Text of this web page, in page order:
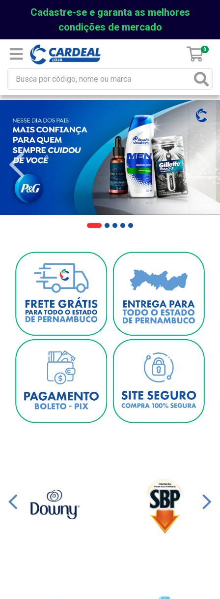
Cadastre-se e garanta as melhores
condições de mercado
0